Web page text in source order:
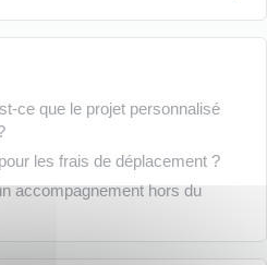
ce que le projet personnalisé
les frais de déplacement ?
accompagnement hors du